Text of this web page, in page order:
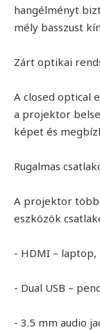
hangélményt
mély basszust
Zárt optikai
A closed optical
a projektor
képet és
Rugalmas
A projektor
eszközök
- HDMI – laptop,
- Dual USB –
- 3.5 mm audio